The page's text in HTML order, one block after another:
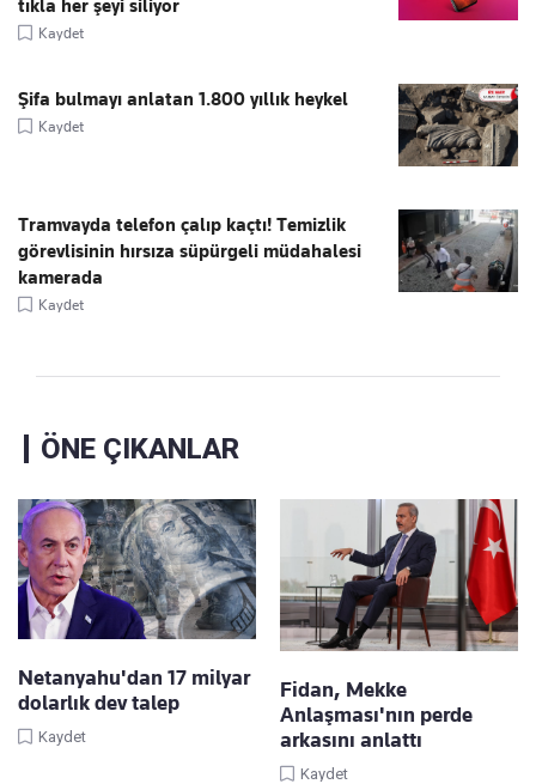
tıkla her şeyi siliyor
Kaydet
Şifa bulmayı anlatan 1.800 yıllık heykel
Kaydet
Tramvayda telefon çalıp kaçtı! Temizlik
görevlisinin hırsıza süpürgeli müdahalesi
kamerada
Kaydet
ÖNE ÇIKANLAR
Netanyahu'dan 17 milyar
dolarlık dev talep
Kaydet
Fidan, Mekke
Anlaşması'nın perde
arkasını anlattı
Kaydet